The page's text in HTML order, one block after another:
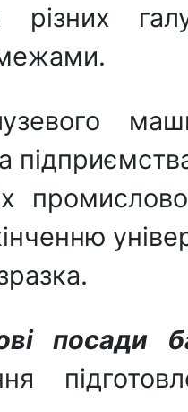
різних
межами.
посади